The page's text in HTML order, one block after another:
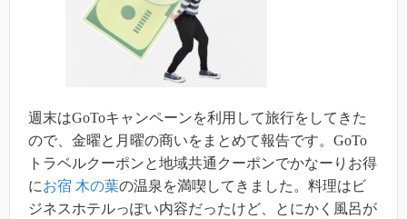
週末はGoToキャンペーンを利用して旅行をしてきた
ので、金曜と月曜の商いをまとめて報告です。GoTo
トラベルクーポンと地域共通クーポンでかなーりお得
にお宿 木の葉の温泉を満喫してきました。料理はビ
ジネスホテルっぽい内容だったけど、とにかく風呂が